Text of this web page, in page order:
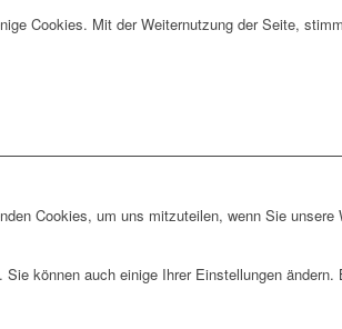
Cookies. Mit der Weiternutzung der Seite,
Cookies, um uns mitzuteilen, wenn Sie
können auch einige Ihrer Einstellungen